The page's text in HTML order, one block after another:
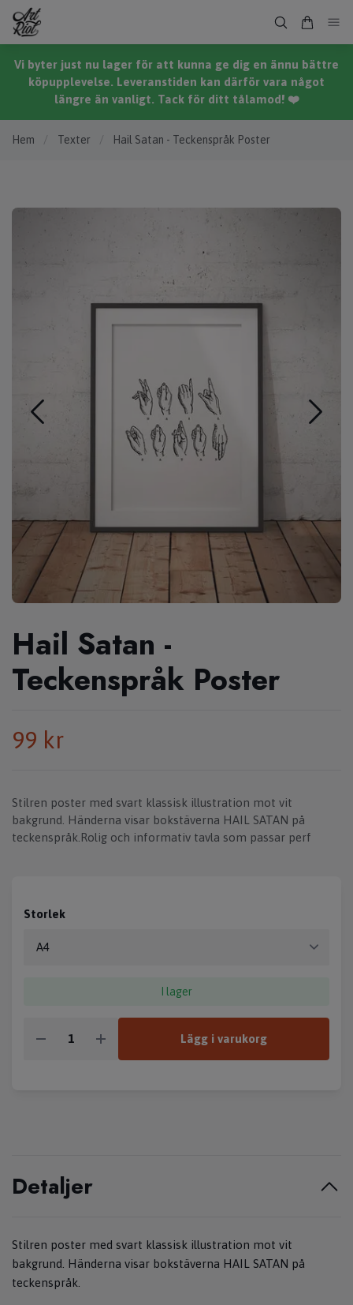
Vi byter just nu lager för att kunna ge dig en ännu bättre
köpupplevelse. Leveranstiden kan därför vara något
längre än vanligt. Tack för ditt tålamod! ❤️
Hem / Texter / Hail Satan - Teckenspråk Poster
Hail Satan -
Teckenspråk Poster
99 kr
Stilren poster med svart klassisk illustration mot vit
bakgrund. Händerna visar bokstäverna HAIL SATAN på
teckenspråk.Rolig och informativ tavla som passar perf
Storlek
I lager
Lägg i varukorg
Detaljer
Stilren poster med svart klassisk illustration mot vit
bakgrund. Händerna visar bokstäverna HAIL SATAN på
teckenspråk.